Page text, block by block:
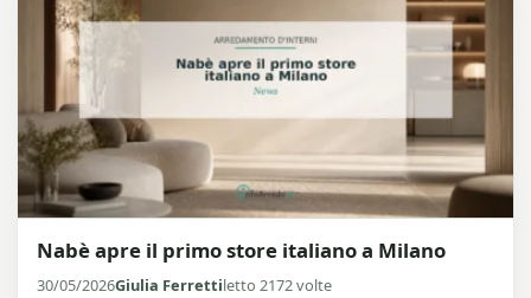
Nabè apre il primo store italiano a Milano
30/05/2026Giulia Ferrettiletto 2172 volte